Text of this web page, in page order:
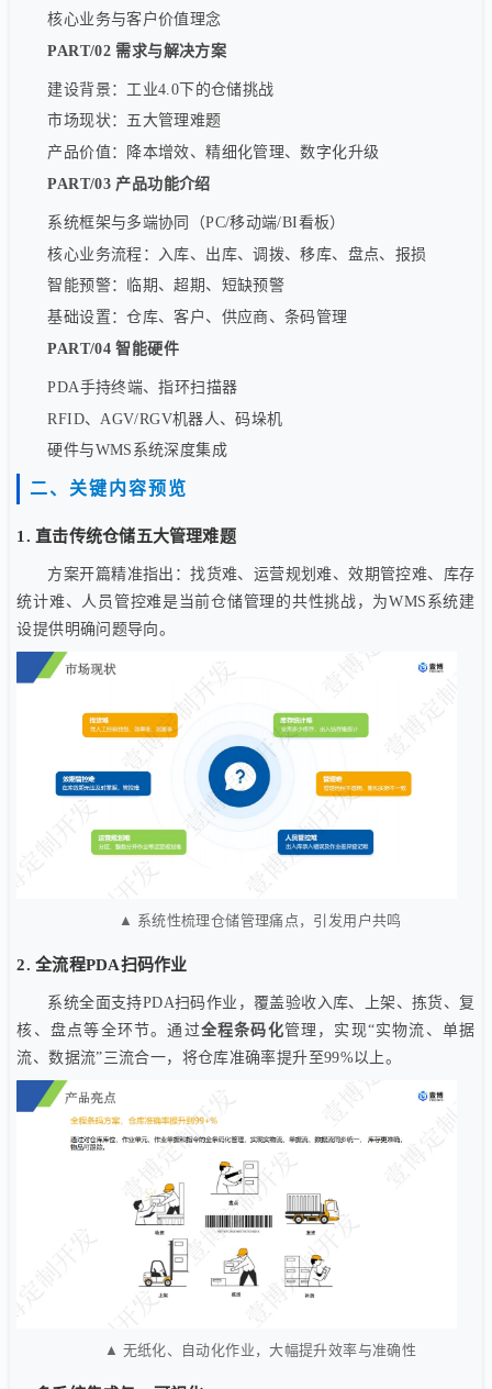
核心业务与客户价值理念
PART/02 需求与解决方案
建设背景：工业4.0下的仓储挑战
市场现状：五大管理难题
产品价值：降本增效、精细化管理、数字化升级
PART/03 产品功能介绍
系统框架与多端协同（PC/移动端/BI看板）
核心业务流程：入库、出库、调拨、移库、盘点、报损
智能预警：临期、超期、短缺预警
基础设置：仓库、客户、供应商、条码管理
PART/04 智能硬件
PDA手持终端、指环扫描器
RFID、AGV/RGV机器人、码垛机
硬件与WMS系统深度集成
二、关键内容预览
1. 直击传统仓储五大管理难题
方案开篇精准指出：找货难、运营规划难、效期管控难、库存
统计难、人员管控难是当前仓储管理的共性挑战，为WMS系统建
设提供明确问题导向。
▲ 系统性梳理仓储管理痛点，引发用户共鸣
2. 全流程PDA扫码作业
系统全面支持PDA扫码作业，覆盖验收入库、上架、拣货、复
核、盘点等全环节。通过全程条码化管理，实现“实物流、单据
流、数据流”三流合一，将仓库准确率提升至99%以上。
▲ 无纸化、自动化作业，大幅提升效率与准确性